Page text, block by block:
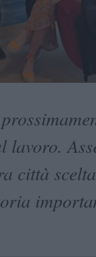
lavoro.
città